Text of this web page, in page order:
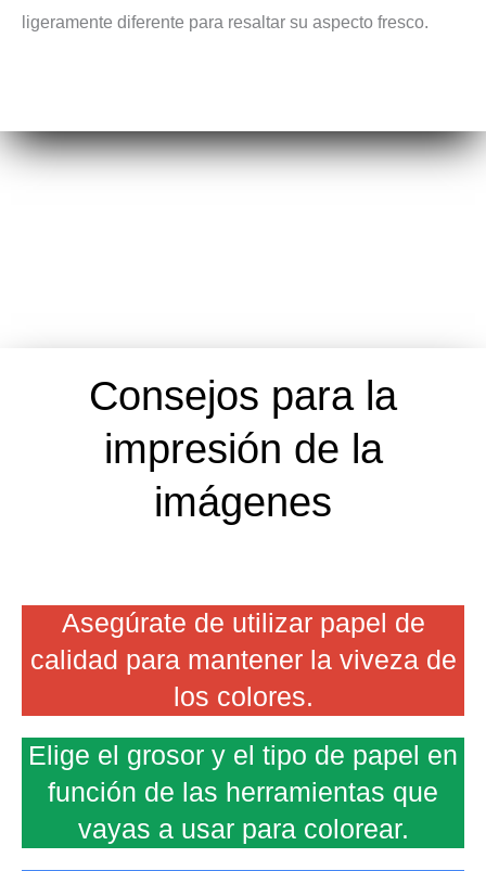
ligeramente diferente para resaltar su aspecto fresco.
Consejos para la
impresión de la
imágenes
Asegúrate de utilizar papel de
calidad para mantener la viveza de
los colores.
Elige el grosor y el tipo de papel en
función de las herramientas que
vayas a usar para colorear.